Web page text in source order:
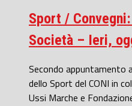
Sport /
Società – Ieri,
Secondo appuntamento
dello Sport del CONI in
Ussi Marche e